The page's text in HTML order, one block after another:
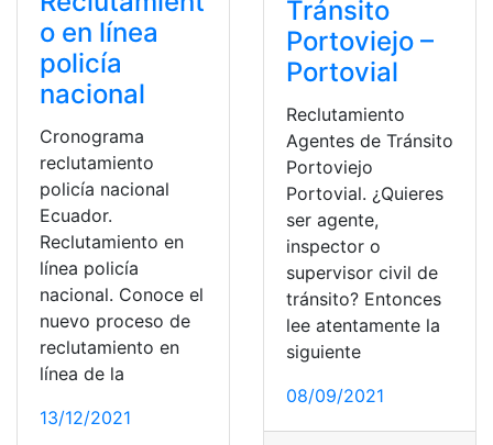
o en línea
policía
nacional
Cronograma
reclutamiento
policía nacional
Ecuador.
Reclutamiento en
línea policía
nacional. Conoce el
nuevo proceso de
reclutamiento en
línea de la
13/12/2021
Tránsito
Portoviejo –
Portovial
Reclutamiento
Agentes de Tránsito
Portoviejo
Portovial. ¿Quieres
ser agente,
inspector o
supervisor civil de
tránsito? Entonces
lee atentamente la
siguiente
08/09/2021